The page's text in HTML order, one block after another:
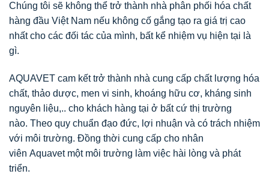
Chúng tôi sẽ không thể trở thành nhà phân phối hóa chất
hàng đầu Việt Nam nếu không cố gắng tạo ra giá trị cao
nhất cho các đối tác của mình, bất kể nhiệm vụ hiện tại là
gì.
AQUAVET cam kết trở thành nhà cung cấp chất lượng hóa
chất, thảo dược, men vi sinh, khoáng hữu cơ, kháng sinh
nguyên liệu,.. cho khách hàng tại ở bất cứ thị trường
nào. Theo quy chuẩn đạo đức, lợi nhuận và có trách nhiệm
với môi trường. Đồng thời cung cấp cho nhân
viên Aquavet một môi trường làm việc hài lòng và phát
triển.